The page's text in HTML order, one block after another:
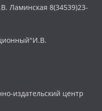
Ламинская 8(34539)23-
издательский центр